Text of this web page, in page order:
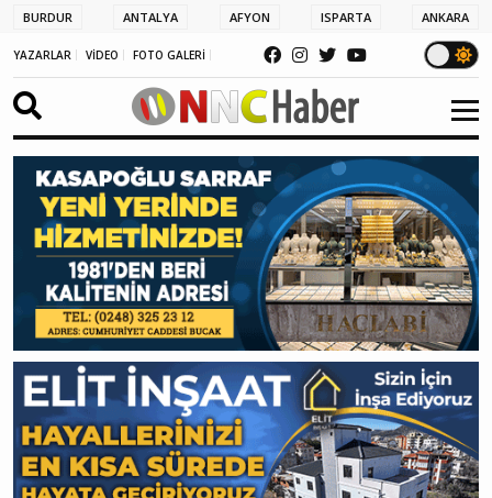
BURDUR ANTALYA AFYON ISPARTA ANKARA
YAZARLAR VİDEO FOTO GALERİ